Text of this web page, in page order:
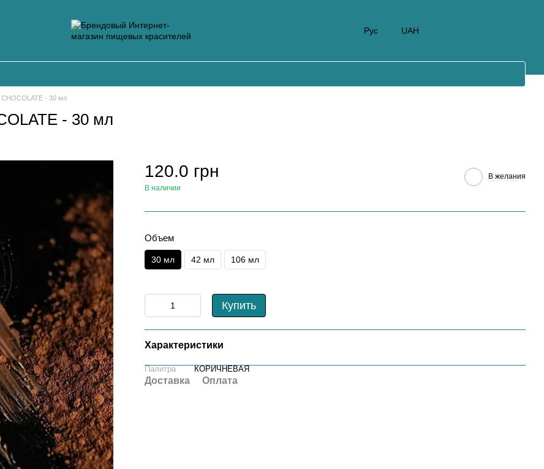
Рус UAH
- 30 мл
- 30 мл
120.0 грн
В наличии
В желания
Объем
30 мл 42 мл 106 мл
Купить
Характеристики
Палитра КОРИЧНЕВАЯ
Доставка Оплата